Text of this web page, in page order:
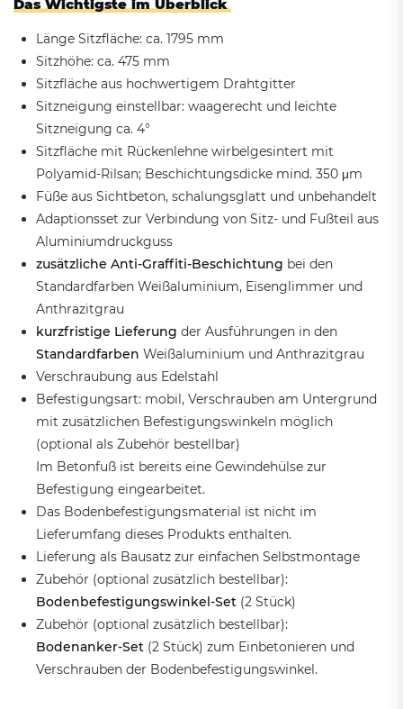
Das Wichtigste im Überblick
Länge Sitzfläche: ca. 1795 mm
Sitzhöhe: ca. 475 mm
Sitzfläche aus hochwertigem Drahtgitter
Sitzneigung einstellbar: waagerecht und leichte
Sitzneigung ca. 4°
Sitzfläche mit Rückenlehne wirbelgesintert mit
Polyamid-Rilsan; Beschichtungsdicke mind. 350 μm
Füße aus Sichtbeton, schalungsglatt und unbehandelt
Adaptionsset zur Verbindung von Sitz- und Fußteil aus
Aluminiumdruckguss
zusätzliche Anti-Graffiti-Beschichtung bei den
Standardfarben Weißaluminium, Eisenglimmer und
Anthrazitgrau
kurzfristige Lieferung der Ausführungen in den
Standardfarben Weißaluminium und Anthrazitgrau
Verschraubung aus Edelstahl
Befestigungsart: mobil, Verschrauben am Untergrund
mit zusätzlichen Befestigungswinkeln möglich
(optional als Zubehör bestellbar)
Im Betonfuß ist bereits eine Gewindehülse zur
Befestigung eingearbeitet.
Das Bodenbefestigungsmaterial ist nicht im
Lieferumfang dieses Produkts enthalten.
Lieferung als Bausatz zur einfachen Selbstmontage
Zubehör (optional zusätzlich bestellbar):
Bodenbefestigungswinkel-Set (2 Stück)
Zubehör (optional zusätzlich bestellbar):
Bodenanker-Set (2 Stück) zum Einbetonieren und
Verschrauben der Bodenbefestigungswinkel.